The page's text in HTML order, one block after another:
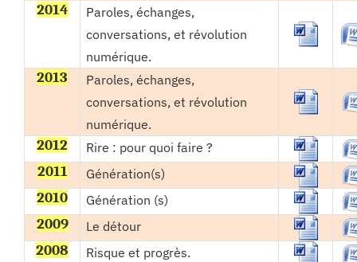
2014
Paroles, échanges,
conversations, et révolution
numérique.
2013
Paroles, échanges,
conversations, et révolution
numérique.
2012 Rire : pour quoi faire ?
2011 Génération(s)
2010 Génération (s)
2009 Le détour
2008 Risque et progrès.